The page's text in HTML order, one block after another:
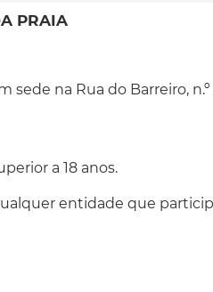
PRAIA
na Rua do Barreiro,
a 18 anos.
entidade que